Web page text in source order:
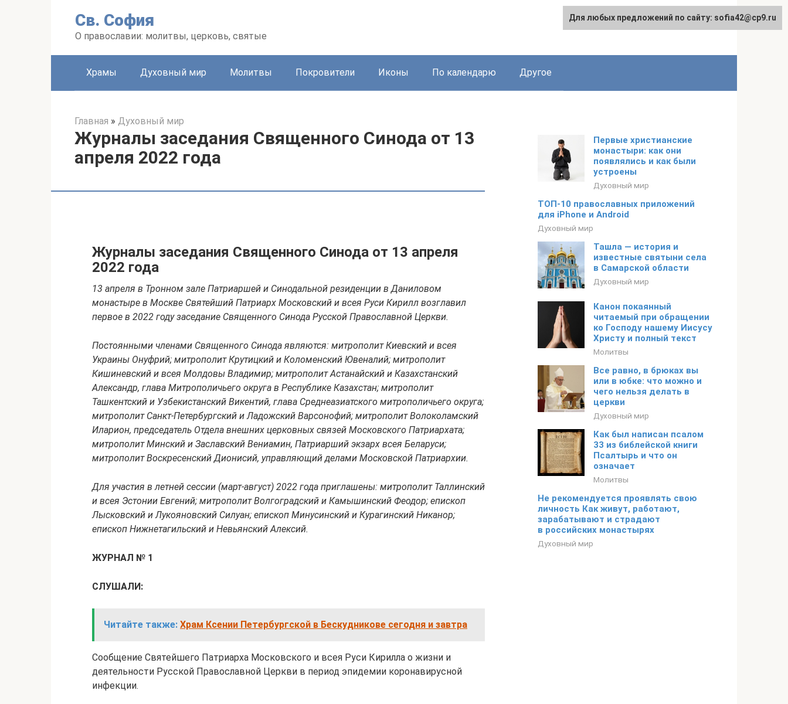
Св. София
О православии: молитвы, церковь, святые
Храмы Духовный мир Молитвы Покровители Иконы По календарю Другое
Главная » Духовный мир
Журналы заседания Священного Синода от 13
апреля 2022 года
Журналы заседания Священного Синода от 13 апреля
2022 года
13 апреля в Тронном зале Патриаршей и Синодальной резиденции в Даниловом
монастыре в Москве Святейший Патриарх Московский и всея Руси Кирилл возглавил
первое в 2022 году заседание Священного Синода Русской Православной Церкви.
Постоянными членами Священного Синода являются: митрополит Киевский и всея
Украины Онуфрий; митрополит Крутицкий и Коломенский Ювеналий; митрополит
Кишиневский и всея Молдовы Владимир; митрополит Астанайский и Казахстанский
Александр, глава Митрополичьего округа в Республике Казахстан; митрополит
Ташкентский и Узбекистанский Викентий, глава Среднеазиатского митрополичьего округа;
митрополит Санкт-Петербургский и Ладожский Варсонофий; митрополит Волоколамский
Иларион, председатель Отдела внешних церковных связей Московского Патриархата;
митрополит Минский и Заславский Вениамин, Патриарший экзарх всея Беларуси;
митрополит Воскресенский Дионисий, управляющий делами Московской Патриархии.
Для участия в летней сессии (март-август) 2022 года приглашены: митрополит Таллинский
и всея Эстонии Евгений; митрополит Волгоградский и Камышинский Феодор; епископ
Лысковский и Лукояновский Силуан; епископ Минусинский и Курагинский Никанор;
епископ Нижнетагильский и Невьянский Алексий.
ЖУРНАЛ № 1
СЛУШАЛИ:
Читайте также: Храм Ксении Петербургской в Бескудникове сегодня и завтра
Сообщение Святейшего Патриарха Московского и всея Руси Кирилла о жизни и
деятельности Русской Православной Церкви в период эпидемии коронавирусной
инфекции.
Первые христианские
монастыри: как они
появлялись и как были
устроены
Духовный мир
ТОП-10 православных приложений
для iPhone и Android
Духовный мир
Ташла — история и
известные святыни села
в Самарской области
Духовный мир
Канон покаянный
читаемый при обращении
ко Господу нашему Иисусу
Христу и полный текст
Молитвы
Все равно, в брюках вы
или в юбке: что можно и
чего нельзя делать в
церкви
Духовный мир
Как был написан псалом
33 из библейской книги
Псалтырь и что он
означает
Молитвы
Не рекомендуется проявлять свою
личность Как живут, работают,
зарабатывают и страдают
в российских монастырях
Духовный мир
Для любых предложений по сайту: sofia42@cp9.ru